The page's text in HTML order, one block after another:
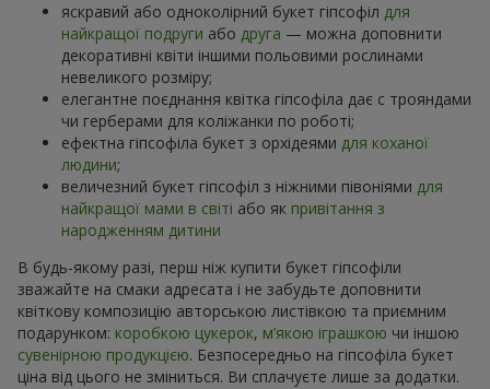
яскравий або одноколірний букет гіпсофіл для
найкращої подруги або друга — можна доповнити
декоративні квіти іншими польовими рослинами
невеликого розміру;
елегантне поєднання квітка гіпсофіла дає с трояндами
чи герберами для коліжанки по роботі;
ефектна гіпсофіла букет з орхідеями для коханої
людини;
величезний букет гіпсофіл з ніжними півоніями для
найкращої мами в світі або як привітання з
народженням дитини
В будь-якому разі, перш ніж купити букет гіпсофіли
зважайте на смаки адресата і не забудьте доповнити
квіткову композицію авторською листівкою та приємним
подарунком: коробкою цукерок, м’якою іграшкою чи іншою
сувенірною продукцією. Безпосередньо на гіпсофіла букет
ціна від цього не зміниться. Ви сплачуєте лише за додатки.